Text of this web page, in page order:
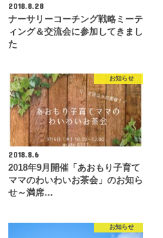
2018.8.28
ナーサリーコーチング戦略ミーテ
ィング＆交流会に参加してきまし
た
お知らせ
2018.8.6
2018年9月開催「あおもり子育て
ママのわいわいお茶会」のお知ら
せ～満席…
お知らせ